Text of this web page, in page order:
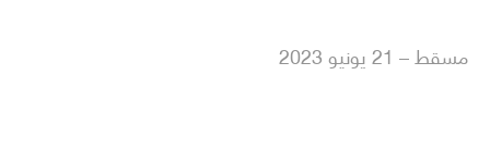
مسقط – 21 يونيو 2023